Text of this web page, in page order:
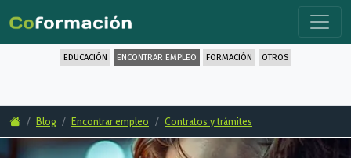
EDUCACIÓN ENCONTRAR EMPLEO FORMACIÓN OTROS
Blog Encontrar empleo Contratos y trámites